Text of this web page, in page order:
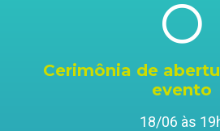
Cerimônia de
evento
18/06 às